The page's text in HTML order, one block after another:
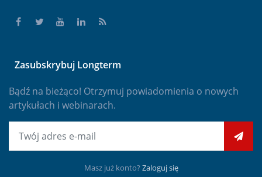
Zasubskrybuj Longterm
Bądź na bieżąco! Otrzymuj powiadomienia o nowych
artykułach i webinarach.
Masz już konto? Zaloguj się